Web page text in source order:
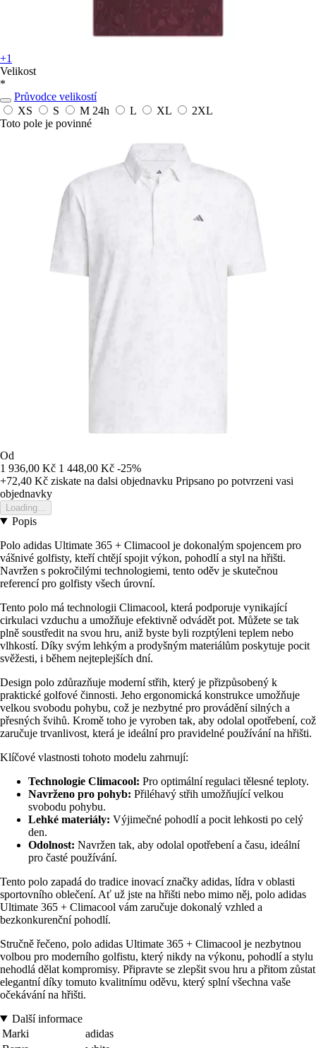
+1
Velikost
*
Průvodce velikostí
XS
S M 24h L XL
2XL
Toto pole je povinné
Od
1 936,00 Kč 1 448,00 Kč -25%
+72,40 Kč ziskate na dalsi objednavku Pripsano po potvrzeni vasi
objednavky
Loading...
Popis
Polo adidas Ultimate 365 + Climacool je dokonalým spojencem pro
vášnivé golfisty, kteří chtějí spojit výkon, pohodlí a styl na hřišti.
Navržen s pokročilými technologiemi, tento oděv je skutečnou
referencí pro golfisty všech úrovní.
Tento polo má technologii Climacool, která podporuje vynikající
cirkulaci vzduchu a umožňuje efektivně odvádět pot. Můžete se tak
plně soustředit na svou hru, aniž byste byli rozptýleni teplem nebo
vlhkostí. Díky svým lehkým a prodyšným materiálům poskytuje pocit
svěžesti, i během nejteplejších dní.
Design polo zdůrazňuje moderní střih, který je přizpůsobený k
praktické golfové činnosti. Jeho ergonomická konstrukce umožňuje
velkou svobodu pohybu, což je nezbytné pro provádění silných a
přesných švihů. Kromě toho je vyroben tak, aby odolal opotřebení, což
zaručuje trvanlivost, která je ideální pro pravidelné používání na hřišti.
Klíčové vlastnosti tohoto modelu zahrnují:
Technologie Climacool: Pro optimální regulaci tělesné teploty.
Navrženo pro pohyb: Přiléhavý střih umožňující velkou
svobodu pohybu.
Lehké materiály: Výjimečné pohodlí a pocit lehkosti po celý
den.
Odolnost: Navržen tak, aby odolal opotřebení a času, ideální
pro časté používání.
Tento polo zapadá do tradice inovací značky adidas, lídra v oblasti
sportovního oblečení. Ať už jste na hřišti nebo mimo něj, polo adidas
Ultimate 365 + Climacool vám zaručuje dokonalý vzhled a
bezkonkurenční pohodlí.
Stručně řečeno, polo adidas Ultimate 365 + Climacool je nezbytnou
volbou pro moderního golfistu, který nikdy na výkonu, pohodlí a stylu
nehodlá dělat kompromisy. Připravte se zlepšit svou hru a přitom zůstat
elegantní díky tomuto kvalitnímu oděvu, který splní všechna vaše
očekávání na hřišti.
Další informace
Marki
adidas